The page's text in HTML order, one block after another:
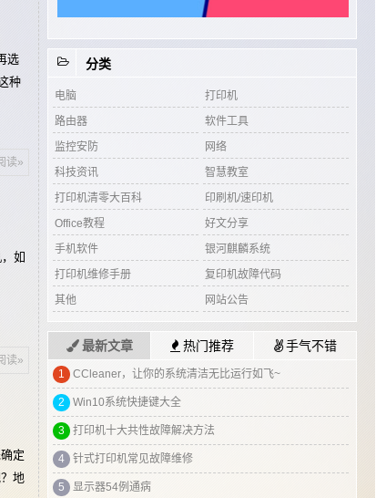
选
种
读»
如
读»
定
地
分类
电脑
打印机
路由器
软件工具
监控安防
网络
科技资讯
智慧教室
打印机清零大百科
印刷机/速印机
Office教程
好文分享
手机软件
银河麒麟系统
打印机维修手册
复印机故障代码
其他
网站公告
最新文章 热门推荐 手气不错
1 富士施乐P268打印机硒鼓重置及加粉清零方法
2 联想lj2405墨粉灯常亮清零方法
3 关注本站 微信搜索：办公IT技术网
4 联想 M7605D 打印机清零操作详细步骤
5 WIN7-WIN10-WIN11纯净装机系统镜像，附带重装系统教程！